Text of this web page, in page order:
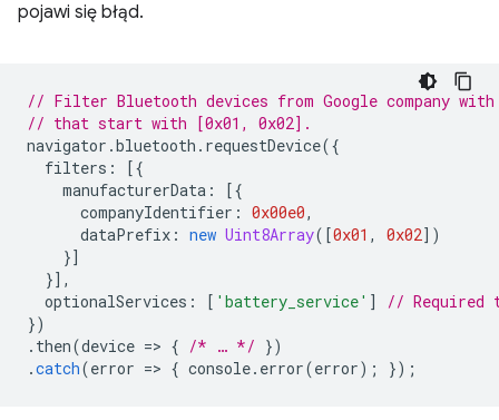
pojawi się błąd.
// Filter Bluetooth devices from Google company
// that start with [0x01, 0x02].
navigator .bluetooth . requestDevice({
filters :
[{
manufacturerData :
[{
companyIdentifier : 0x00e0,
dataPrefix : new Uint8Array([0x01 , 0x02])
}]
}],
optionalServices : [ 'battery_service' ]
// Required
})
. then(device => { /* … */ })
.catch(error => { console. error(error); });